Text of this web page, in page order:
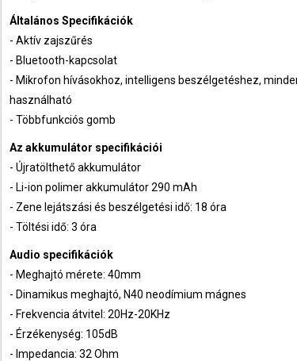
Általános Specifikációk
- Aktív zajszűrés
- Bluetooth-kapcsolat
- Mikrofon hívásokhoz, intelligens beszélgetéshez,
használható
- Többfunkciós gomb
Az akkumulátor specifikációi
- Újratölthető akkumulátor
- Li-ion polimer akkumulátor 290 mAh
- Zene lejátszási és beszélgetési idő: 18 óra
- Töltési idő: 3 óra
Audio specifikációk
- Meghajtó mérete: 40mm
- Dinamikus meghajtó, N40 neodímium mágnes
- Frekvencia átvitel: 20Hz-20KHz
- Érzékenység: 105dB
- Impedancia: 32 Ohm